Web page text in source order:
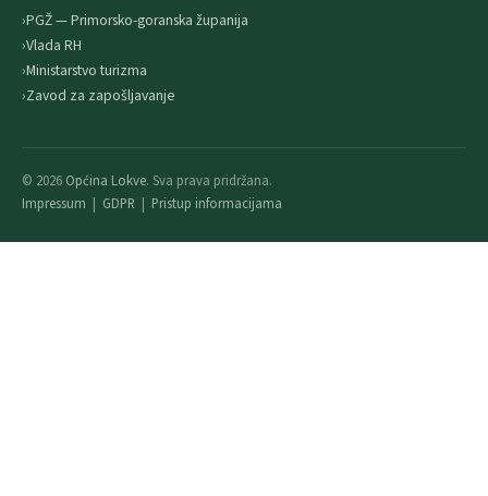
PGŽ — Primorsko-goranska županija
Vlada RH
Ministarstvo turizma
Zavod za zapošljavanje
© 2026 Općina Lokve. Sva prava pridržana.
Impressum
GDPR Pristup informacijama